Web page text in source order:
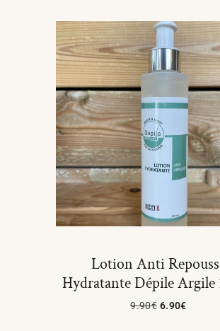
Lotion Anti
Hydratante Dépile Argile
9.90€ 6.90€